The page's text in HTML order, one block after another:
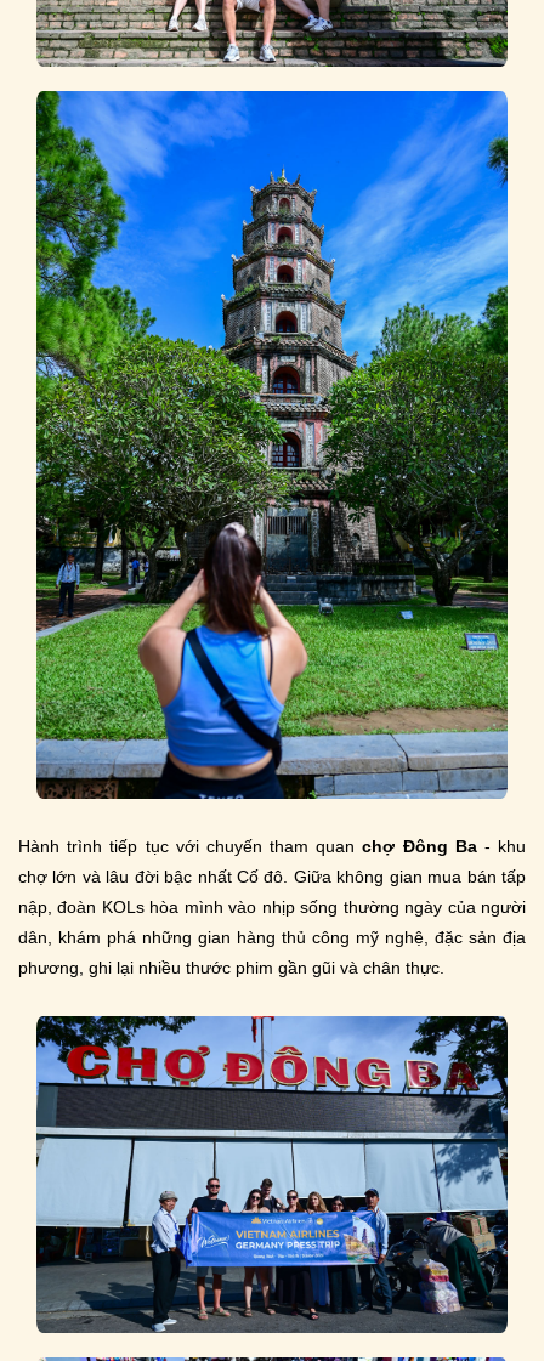
Hành trình tiếp tục với chuyến tham quanchợ Đông Ba- khu
chợ lớn và lâu đời bậc nhất Cố đô. Giữa không gian mua bán tấp
nập, đoàn KOLs hòa mình vào nhịp sống thường ngày của người
dân, khám phá những gian hàng thủ công mỹ nghệ, đặc sản địa
phương, ghi lại nhiều thước phim gần gũi và chân thực.